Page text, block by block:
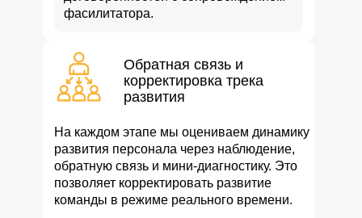
фасилитатора.
Обратная связь и
корректировка трека
развития
На каждом этапе мы оцениваем динамику
развития персонала через наблюдение,
обратную связь и мини-диагностику. Это
позволяет корректировать развитие
команды в режиме реального времени.